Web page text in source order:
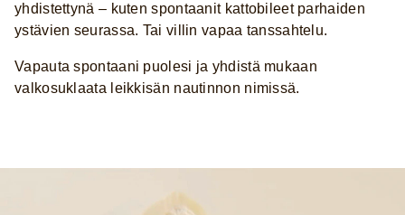
yhdistettynä – kuten spontaanit kattobileet parhaiden
ystävien seurassa. Tai villin vapaa tanssahtelu.
Vapauta spontaani puolesi ja yhdistä mukaan
valkosuklaata leikkisän nautinnon nimissä.